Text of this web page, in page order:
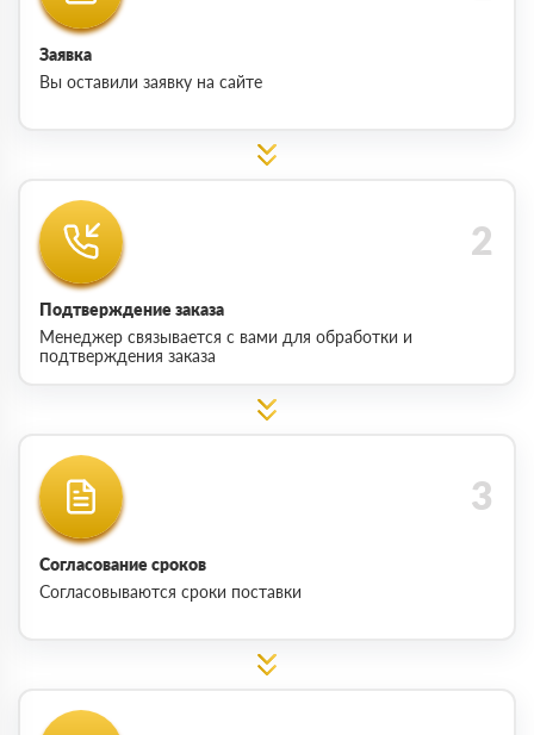
Заявка
Вы оставили заявку на сайте
Подтверждение заказа
Менеджер связывается с вами для обработки и
подтверждения заказа
Согласование сроков
Согласовываются сроки поставки